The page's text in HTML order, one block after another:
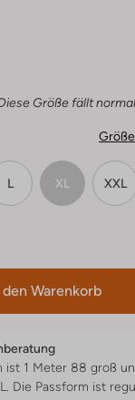
Größe fällt
L XL XXL
den Warenkorb
ist 1 Meter 88 groß
Die Passform ist